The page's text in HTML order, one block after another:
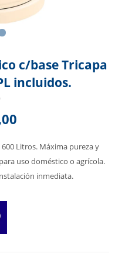
c/base Tricapa
incluidos.
Litros. Máxima pureza y
uso doméstico o agrícola.
inmediata.